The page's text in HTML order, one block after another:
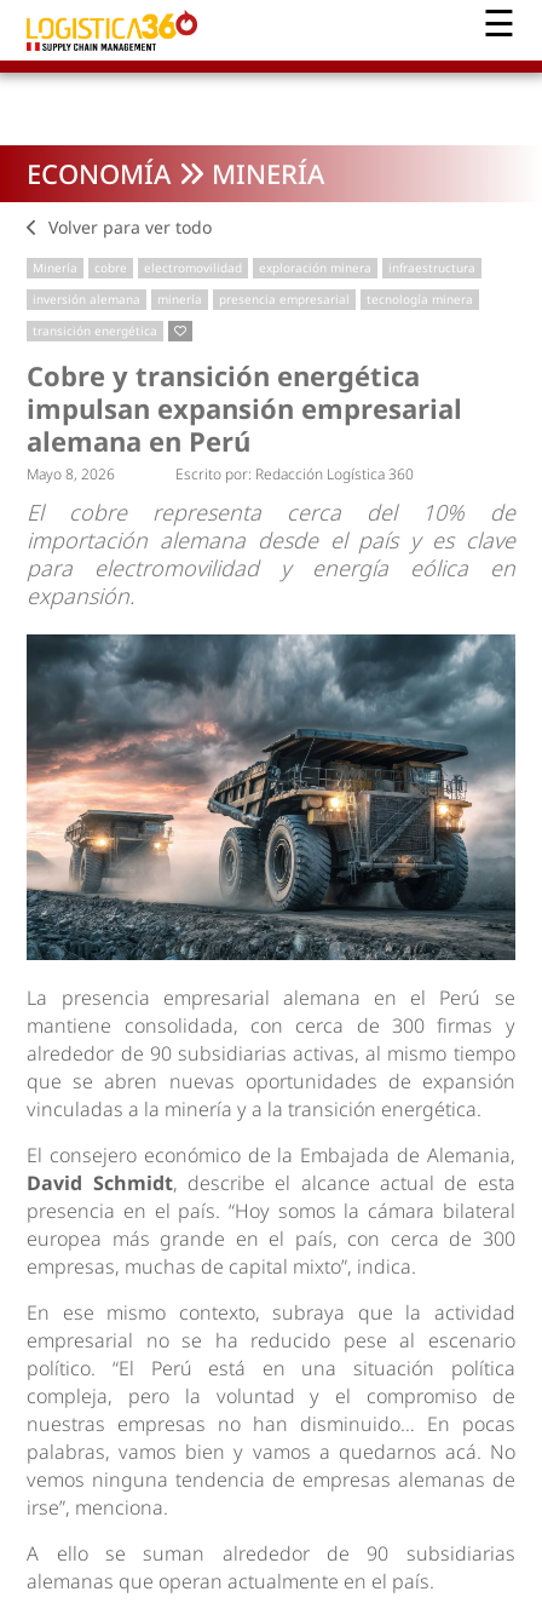
ECONOMÍA MINERÍA
Volver para ver todo
Minería cobre electromovilidad exploración minera
infraestructura
inversión alemana
minería presencia empresarial
tecnología minera
transición energética
Cobre y transición energética
impulsan expansión empresarial
alemana en Perú
Mayo 8, 2026 Escrito por: Redacción Logística 360
El cobre representa cerca del 10% de
importación alemana desde el país y es clave
para electromovilidad y energía eólica en
expansión.
La presencia empresarial alemana en el Perú se
mantiene consolidada, con cerca de 300 firmas y
alrededor de 90 subsidiarias activas, al mismo tiempo
que se abren nuevas oportunidades de expansión
vinculadas a la minería y a la transición energética.
El consejero económico de la Embajada de Alemania,
David Schmidt, describe el alcance actual de esta
presencia en el país. “Hoy somos la cámara bilateral
europea más grande en el país, con cerca de 300
empresas, muchas de capital mixto”, indica.
En ese mismo contexto, subraya que la actividad
empresarial no se ha reducido pese al escenario
político. “El Perú está en una situación política
compleja, pero la voluntad y el compromiso de
nuestras empresas no han disminuido… En pocas
palabras, vamos bien y vamos a quedarnos acá. No
vemos ninguna tendencia de empresas alemanas de
irse”, menciona.
A ello se suman alrededor de 90 subsidiarias
alemanas que operan actualmente en el país.